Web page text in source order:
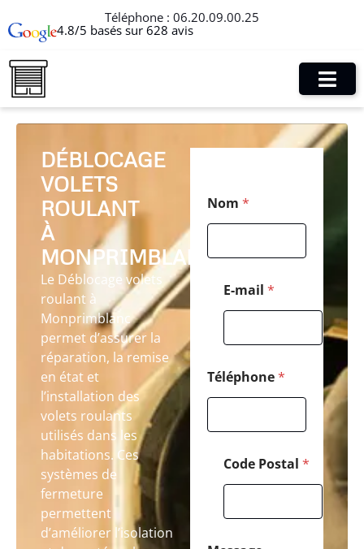
Téléphone : 06.20.09.00.25
4.8/5 basés sur 628 avis
DÉBLOCAGE
VOLETS
ROULANT
À
MONPRIMBLANC
Le Déblocage volets
roulant à
Monprimblanc
permet d’assurer la
réparation, la remise
en état et
l’installation des
volets roulants
utilisés dans les
habitations. Ces
systèmes de
fermeture
permettent
d’améliorer l’isolation
T
é
é
Nom *
E-mail *
Téléphone*
Code Postal *